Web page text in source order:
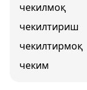
чекилмоқ
чекилтириш
чекилтирмоқ
чеким